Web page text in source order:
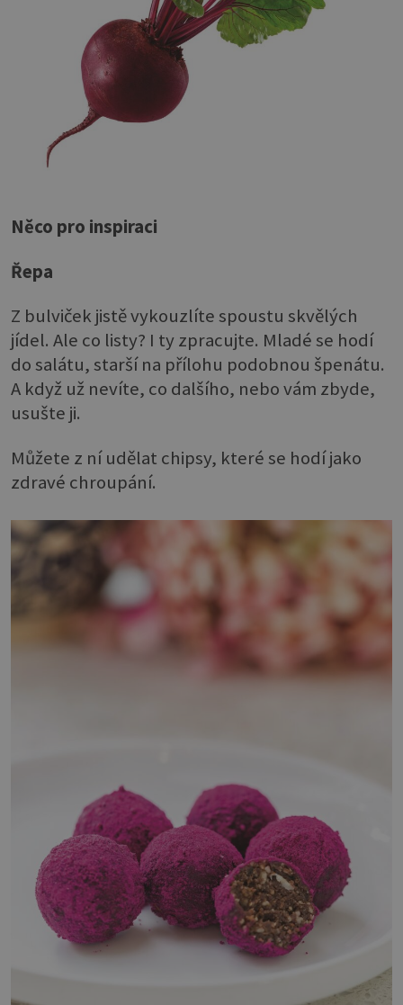
Něco pro inspiraci
Řepa
Z bulviček jistě vykouzlíte spoustu skvělých
jídel. Ale co listy? I ty zpracujte. Mladé se hodí
do salátu, starší na přílohu podobnou špenátu.
A když už nevíte, co dalšího, nebo vám zbyde,
usušte ji.
Můžete z ní udělat chipsy, které se hodí jako
zdravé chroupání.